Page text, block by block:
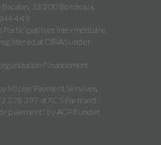
33 300 Bordeaux,
449
Participatifs et Intermédiaire
at ORIAS under
Financement
Mipise Payment Servives,
228 397 at RCS Paris and
paiement" by ACPR under